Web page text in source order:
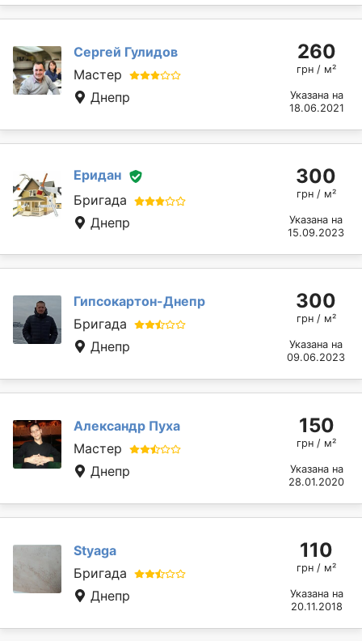
Сергей Гулидов
Мастер
Днепр
260
грн / м²
Указана на
18.06.2021
Еридан
Бригада
Днепр
300
грн / м²
Указана на
15.09.2023
Гипсокартон-Днепр
Бригада
Днепр
300
грн / м²
Указана на
09.06.2023
Александр Пуха
Мастер
Днепр
150
грн / м²
Указана на
28.01.2020
Styaga
Бригада
Днепр
110
грн / м²
Указана на
20.11.2018